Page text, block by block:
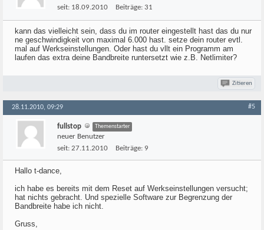
seit: 18.09.2010 Beiträge: 31
kann das vielleicht sein, dass du im router eingestellt hast das du nur
ne geschwindigkeit von maximal 6.000 hast. setze dein router evtl.
mal auf Werkseinstellungen. Oder hast du vllt ein Programm am
laufen das extra deine Bandbreite runtersetzt wie z.B. Netlimiter?
Zitieren
28.11.2010, 09:29 #5
fullstop Themenstarter
neuer Benutzer
seit: 27.11.2010 Beiträge: 9
Hallo t-dance,
ich habe es bereits mit dem Reset auf Werkseinstellungen versucht;
hat nichts gebracht. Und spezielle Software zur Begrenzung der
Bandbreite habe ich nicht.
Gruss,